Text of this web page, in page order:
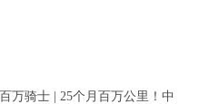
百万骑士 | 25个月百万公里！中